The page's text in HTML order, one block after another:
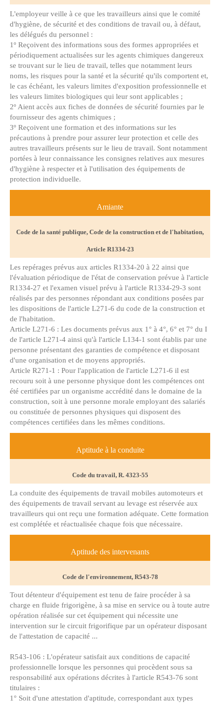
L'employeur veille à ce que les travailleurs ainsi que le comité
d'hygiène, de sécurité et des conditions de travail ou, à défaut,
les délégués du personnel :
1º Reçoivent des informations sous des formes appropriées et
périodiquement actualisées sur les agents chimiques dangereux
se trouvant sur le lieu de travail, telles que notamment leurs
noms, les risques pour la santé et la sécurité qu'ils comportent et,
le cas échéant, les valeurs limites d'exposition professionnelle et
les valeurs limites biologiques qui leur sont applicables ;
2º Aient accès aux fiches de données de sécurité fournies par le
fournisseur des agents chimiques ;
3º Reçoivent une formation et des informations sur les
précautions à prendre pour assurer leur protection et celle des
autres travailleurs présents sur le lieu de travail. Sont notamment
portées à leur connaissance les consignes relatives aux mesures
d'hygiène à respecter et à l'utilisation des équipements de
protection individuelle.
Amiante
Code de la santé publique, Code de la construction et de l'habitation,
Article R1334-23
Les repérages prévus aux articles R1334-20 à 22 ainsi que
l'évaluation périodique de l'état de conservation prévue à l'article
R1334-27 et l'examen visuel prévu à l'article R1334-29-3 sont
réalisés par des personnes répondant aux conditions posées par
les dispositions de l'article L271-6 du code de la construction et
de l'habitation.
Article L271-6 : Les documents prévus aux 1° à 4°, 6° et 7° du I
de l'article L271-4 ainsi qu'à l'article L134-1 sont établis par une
personne présentant des garanties de compétence et disposant
d'une organisation et de moyens appropriés.
Article R271-1 : Pour l'application de l'article L271-6 il est
recouru soit à une personne physique dont les compétences ont
été certifiées par un organisme accrédité dans le domaine de la
construction, soit à une personne morale employant des salariés
ou constituée de personnes physiques qui disposent des
compétences certifiées dans les mêmes conditions.
Aptitude à la conduite
Code du travail, R. 4323-55
La conduite des équipements de travail mobiles automoteurs et
des équipements de travail servant au levage est réservée aux
travailleurs qui ont reçu une formation adéquate. Cette formation
est complétée et réactualisée chaque fois que nécessaire.
Aptitude des intervenants
Code de l'environnement, R543-78
Tout détenteur d'équipement est tenu de faire procéder à sa
charge en fluide frigorigène, à sa mise en service ou à toute autre
opération réalisée sur cet équipement qui nécessite une
intervention sur le circuit frigorifique par un opérateur disposant
de l'attestation de capacité ...
R543-106 : L'opérateur satisfait aux conditions de capacité
professionnelle lorsque les personnes qui procèdent sous sa
responsabilité aux opérations décrites à l'article R543-76 sont
titulaires :
1° Soit d'une attestation d'aptitude, correspondant aux types